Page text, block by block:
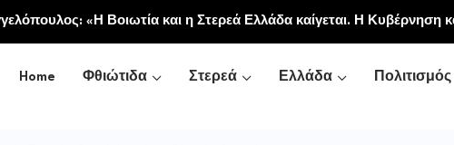
η Ιερά Σταυροπηγιακή και Κοινοβιακή Μονή Μεταμορφώσεως του
Home Φθιώτιδα Στερεά Ελλάδα Πολιτισμός